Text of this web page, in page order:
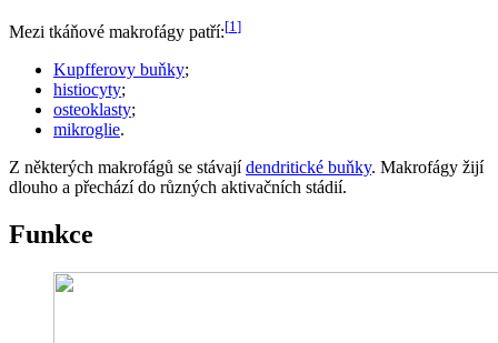
Mezi tkáňové makrofágy patří:[1 ]
Kupfferovy buňky;
histiocyty;
osteoklasty;
mikroglie.
Z některých makrofágů se stávajídendritické buňky. Makrofágy žijí
dlouho a přechází do různých aktivačních stádií.
Funkce